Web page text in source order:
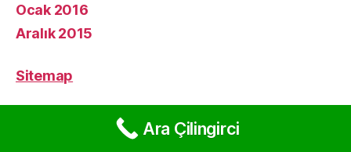
Ocak 2016
Aralık 2015
Sitemap
Türkiye Geneli Çilingirci 0533 957
Ara Çilingirci